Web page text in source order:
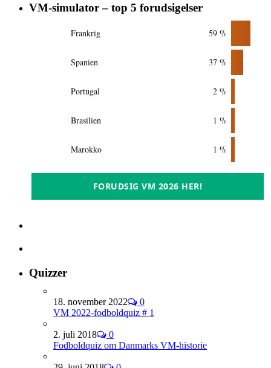
VM-simulator – top 5 forudsigelser
Frankrig 59 %
Spanien 37 %
Portugal 2 %
Brasilien 1 %
Marokko 1 %
FORUDSIG VM 2026 HER!
Quizzer
18. november 2022
0
VM 2022-fodboldquiz # 1
2. juli 2018
0
Fodboldquiz om Danmarks VM-historie